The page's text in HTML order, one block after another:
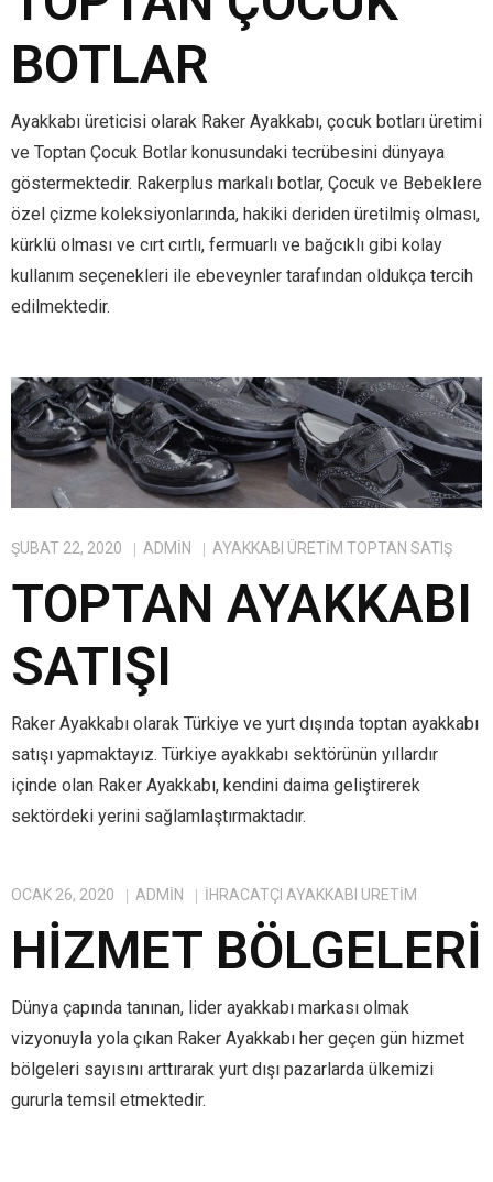
BOTLAR
Ayakkabı üreticisi olarak Raker Ayakkabı, çocuk botları üretimi
ve Toptan Çocuk Botlar konusundaki tecrübesini dünyaya
göstermektedir. Rakerplus markalı botlar, Çocuk ve Bebeklere
özel çizme koleksiyonlarında, hakiki deriden üretilmiş olması,
kürklü olması ve cırt cırtlı, fermuarlı ve bağcıklı gibi kolay
kullanım seçenekleri ile ebeveynler tarafından oldukça tercih
edilmektedir.
ŞUBAT 22, 2020 ADMIN AYAKKABI ÜRETIM TOPTAN SATIŞ
TOPTAN AYAKKABI
SATIŞI
Raker Ayakkabı olarak Türkiye ve yurt dışında toptan ayakkabı
satışı yapmaktayız. Türkiye ayakkabı sektörünün yıllardır
içinde olan Raker Ayakkabı, kendini daima geliştirerek
sektördeki yerini sağlamlaştırmaktadır.
OCAK 26, 2020 ADMIN IHRACATÇI AYAKKABI ÜRETIM
HIZMET BÖLGELERI
Dünya çapında tanınan, lider ayakkabı markası olmak
vizyonuyla yola çıkan Raker Ayakkabı her geçen gün hizmet
bölgeleri sayısını arttırarak yurt dışı pazarlarda ülkemizi
gururla temsil etmektedir.